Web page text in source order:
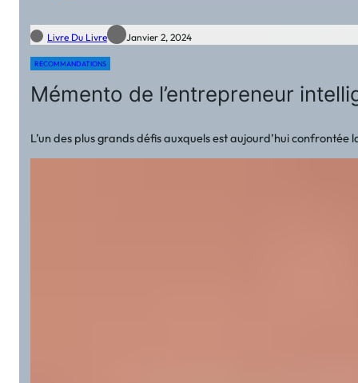
Livre Du Livre Janvier 2, 2024
RECOMMANDATIONS
Mémento de l’entrepreneur
L’un des plus grands défis auxquels est aujourd’hui